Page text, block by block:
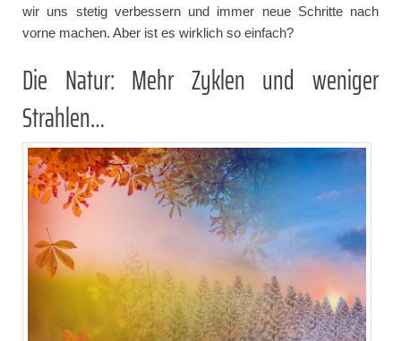
wir uns stetig verbessern und immer neue Schritte nach
vorne machen. Aber ist es wirklich so einfach?
Die Natur: Mehr Zyklen und weniger
Strahlen…